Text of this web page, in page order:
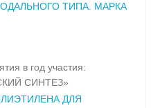
ТИПА. МАРКА
в год участия:
СИНТЕЗ»
ДЛЯ